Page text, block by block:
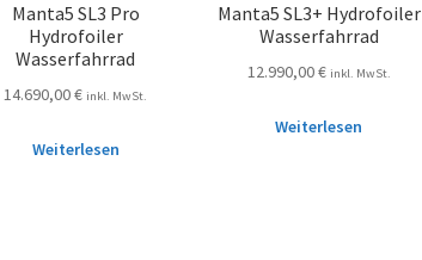
Manta5 SL3 Pro
Hydrofoiler
Wasserfahrrad
14.690,00€ inkl. MwSt.
Weiterlesen
Manta5 SL3+ Hydrofoiler
Wasserfahrrad
12.990,00€ inkl. MwSt.
Weiterlesen